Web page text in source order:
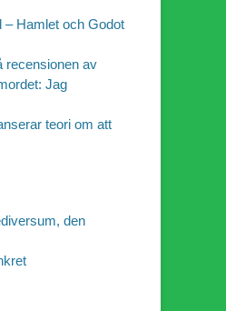
– Hamlet och Godot
recensionen av
Jag
teori om att
den